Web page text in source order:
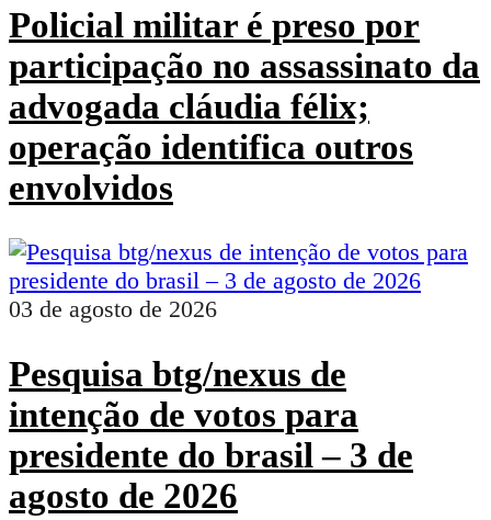
Policial militar é preso por
participação no assassinato da
advogada cláudia félix;
operação identifica outros
envolvidos
03 de agosto de 2026
Pesquisa btg/nexus de
intenção de votos para
presidente do brasil – 3 de
agosto de 2026